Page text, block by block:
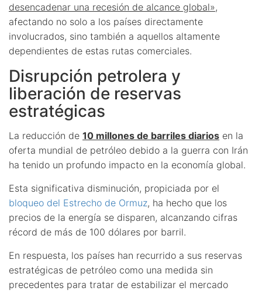
desencadenar una recesión de alcance global»,
afectando no solo a los países directamente
involucrados, sino también a aquellos altamente
dependientes de estas rutas comerciales.
Disrupción petrolera y
liberación de reservas
estratégicas
La reducción de 10 millones de barriles diarios en la
oferta mundial de petróleo debido a la guerra con Irán
ha tenido un profundo impacto en la economía global.
Esta significativa disminución, propiciada por el
bloqueo del Estrecho de Ormuz, ha hecho que los
precios de la energía se disparen, alcanzando cifras
récord de más de 100 dólares por barril.
En respuesta, los países han recurrido a sus reservas
estratégicas de petróleo como una medida sin
precedentes para tratar de estabilizar el mercado